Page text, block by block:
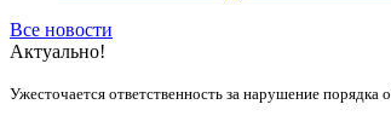
Все новости
Актуально!
Ужесточается ответственность за нарушение